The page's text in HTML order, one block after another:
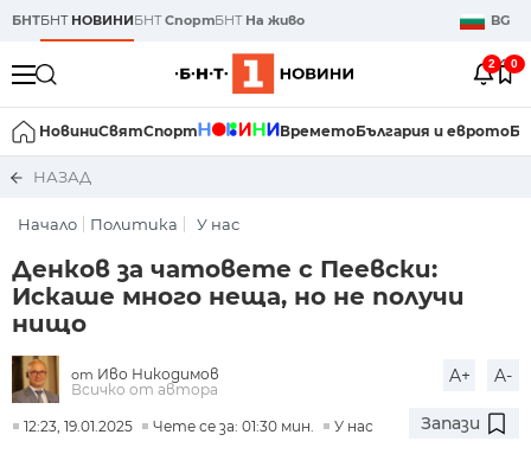
БНТБНТ НОВИНИБНТСпортБНТ На живо BG
2 0
НовиниСвятСпорт ВреметоБългария и еврото
НАЗАД
Начало Политика У нас
Денков за чатовете с Пеевски:
Искаше много неща, но не получи
нищо
от Иво Никодимов
Всичко от автора
A+ A-
12:23, 19.01.2025 Чете се за: 01:30 мин. У нас Запази